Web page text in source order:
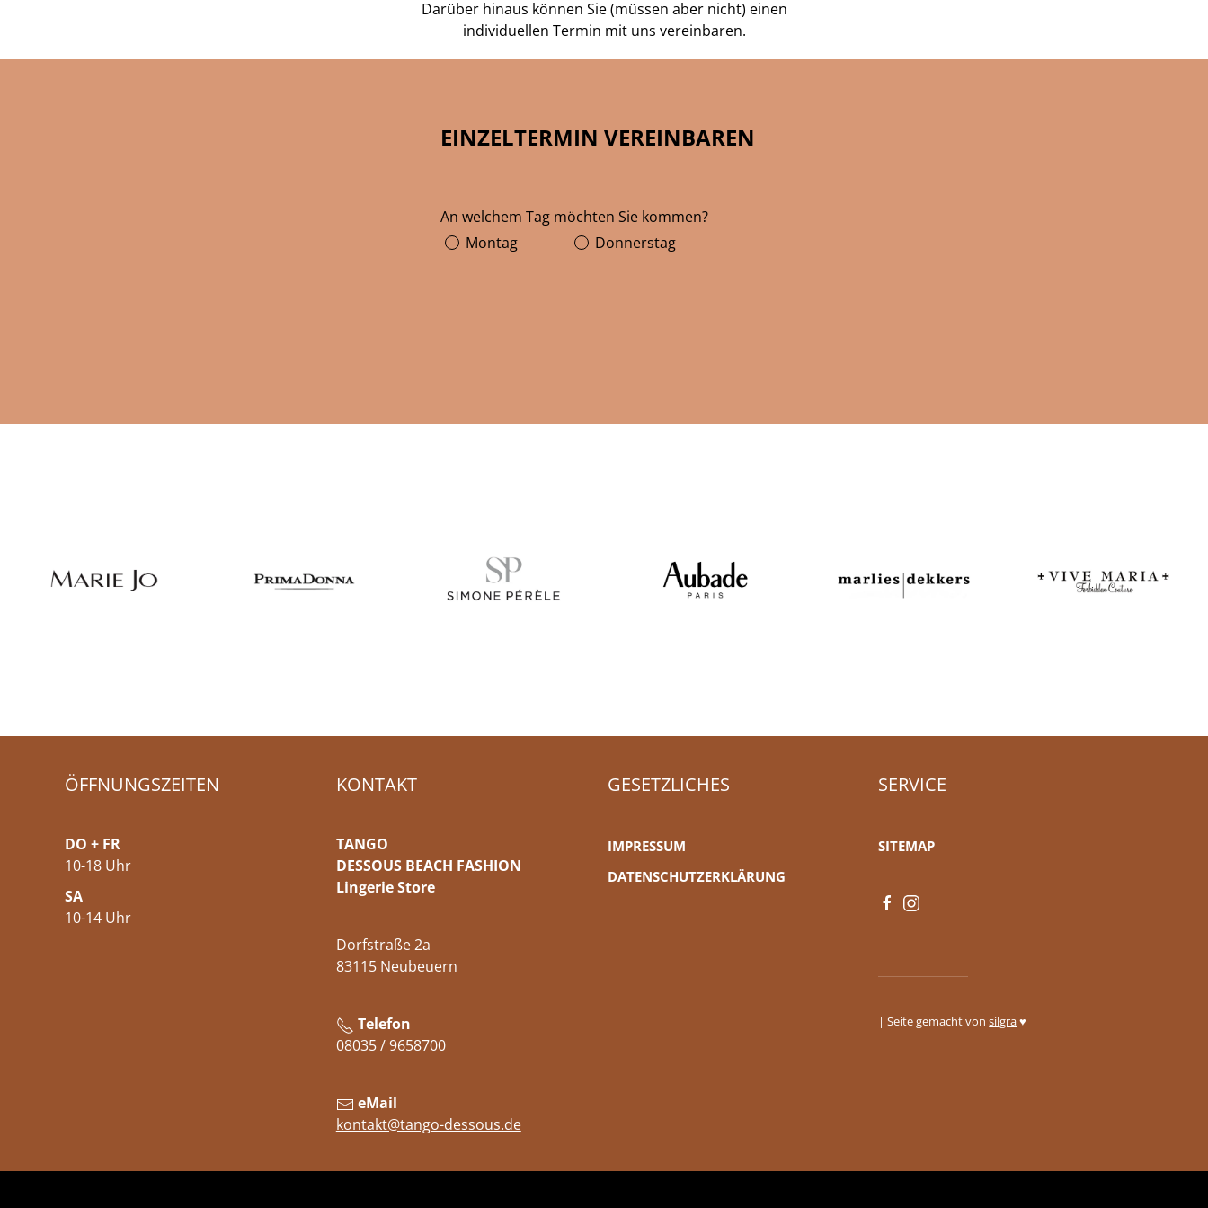
Darüber hinaus können Sie (müssen aber nicht) einen
individuellen Termin mit uns vereinbaren.
EINZELTERMIN VEREINBAREN
An welchem Tag möchten Sie kommen?
Montag
Donnerstag
ÖFFNUNGSZEITEN
DO + FR
10-18 Uhr
SA
10-14 Uhr
KONTAKT
TANGO
DESSOUS BEACH FASHION
Lingerie Store
Dorfstraße 2a
83115 Neubeuern
Telefon
08035 / 9658700
eMail
kontakt@tango-dessous.de
GESETZLICHES
IMPRESSUM
DATENSCHUTZERKLÄRUNG
SERVICE
SITEMAP
| Seite gemacht vonsilgra♥